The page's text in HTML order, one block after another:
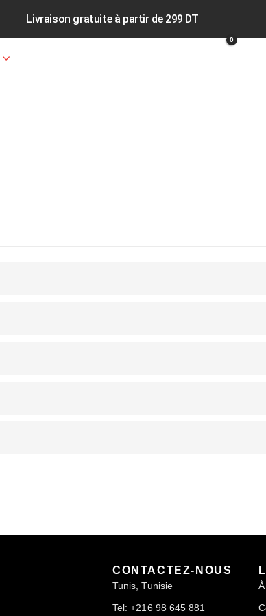
Livraison gratuite à partir de 299 DT
0
CONTACTEZ-NOUS
Tunis, Tunisie
Tel: +216 98 645 881